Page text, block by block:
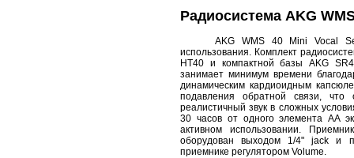
Радиосистема AKG
AKG WMS 40 Mini Vocal Set
использования. Комплект
HT40 и компактной базы AKG
занимает минимум времени
динамическим кардиоидным
подавления обратной связи, что
реалистичный звук в сложных
30 часов от одного элемента AA
активном использовании.
оборудован выходом 1/4" jack и
приемнике регулятором Volume.